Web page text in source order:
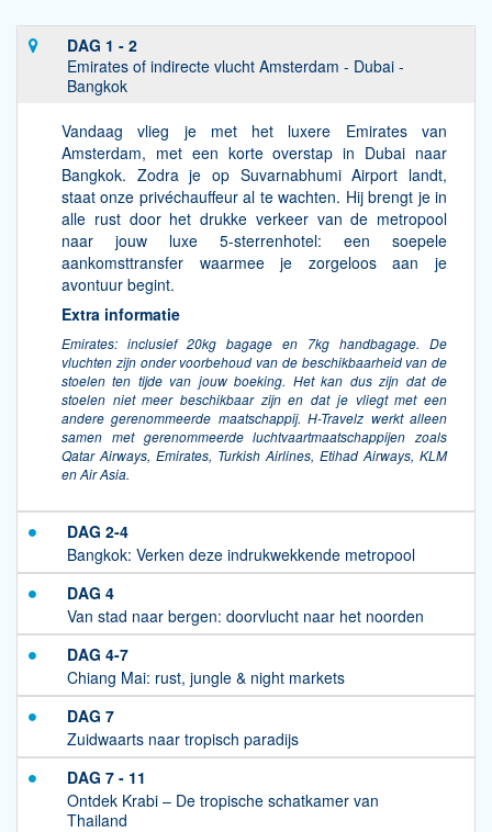
DAG 1 - 2
Emirates of indirecte vlucht Amsterdam - Dubai -
Bangkok
Vandaag vlieg je met het luxere Emirates van
Amsterdam, met een korte overstap in Dubai naar
Bangkok. Zodra je op Suvarnabhumi Airport landt,
staat onze privéchauffeur al te wachten. Hij brengt je in
alle rust door het drukke verkeer van de metropool
naar jouw luxe 5-sterrenhotel: een soepele
aankomsttransfer waarmee je zorgeloos aan je
avontuur begint.
Extra informatie
Emirates: inclusief 20kg bagage en 7kg handbagage. De
vluchten zijn onder voorbehoud van de beschikbaarheid van de
stoelen ten tijde van jouw boeking. Het kan dus zijn dat de
stoelen niet meer beschikbaar zijn en dat je vliegt met een
andere gerenommeerde maatschappij. H-Travelz werkt alleen
samen met gerenommeerde luchtvaartmaatschappijen zoals
Qatar Airways, Emirates, Turkish Airlines, Etihad Airways, KLM
en Air Asia.
DAG 2-4
Bangkok: Verken deze indrukwekkende metropool
DAG 4
Van stad naar bergen: doorvlucht naar het noorden
DAG 4-7
Chiang Mai: rust, jungle & night markets
DAG 7
Zuidwaarts naar tropisch paradijs
DAG 7 - 11
Ontdek Krabi – De tropische schatkamer van
Thailand